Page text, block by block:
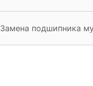
Замена подшипника